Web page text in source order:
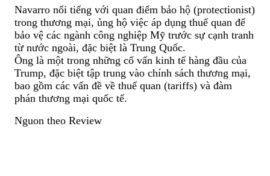
Navarro nổi tiếng với quan điểm bảo hộ (protectionist)
trong thương mại, ủng hộ việc áp dụng thuế quan để
bảo vệ các ngành công nghiệp Mỹ trước sự cạnh tranh
từ nước ngoài, đặc biệt là Trung Quốc.
Ông là một trong những cố vấn kinh tế hàng đầu của
Trump, đặc biệt tập trung vào chính sách thương mại,
bao gồm các vấn đề về thuế quan (tariffs) và đàm
phán thương mại quốc tế.
Nguon theo Review